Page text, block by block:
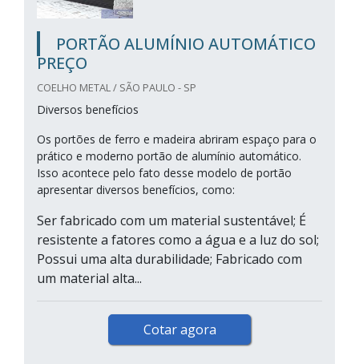
PORTÃO ALUMÍNIO AUTOMÁTICO
PREÇO
COELHO METAL / SÃO PAULO - SP
Diversos benefícios
Os portões de ferro e madeira abriram espaço para o
prático e moderno portão de alumínio automático.
Isso acontece pelo fato desse modelo de portão
apresentar diversos benefícios, como:
Ser fabricado com um material sustentável; É
resistente a fatores como a água e a luz do sol;
Possui uma alta durabilidade; Fabricado com
um material alta...
Cotar agora